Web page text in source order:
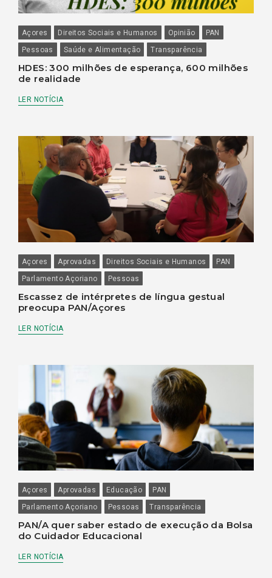
Açores Direitos Sociais e Humanos Opinião
PAN
Pessoas
Saúde e Alimentação Transparência
HDES: 300 milhões de esperança, 600 milhões
de realidade
LER NOTÍCIA
Açores Aprovadas Direitos Sociais e Humanos
PAN
Parlamento Açoriano
Pessoas
Escassez de intérpretes de língua gestual
preocupa PAN/Açores
LER NOTÍCIA
Açores Aprovadas Educação
PAN
Parlamento Açoriano
Pessoas Transparência
PAN/A quer saber estado de execução da Bolsa
do Cuidador Educacional
LER NOTÍCIA